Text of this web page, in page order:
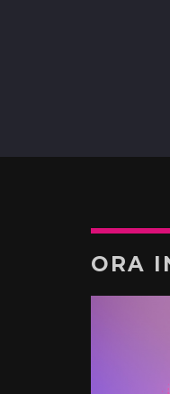
ORA